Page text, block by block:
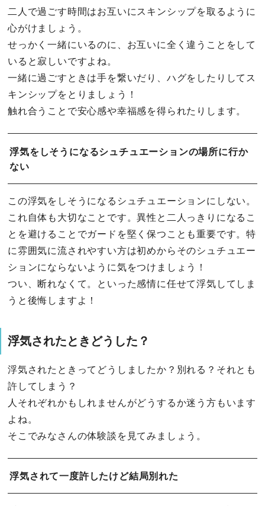
二人で過ごす時間はお互いにスキンシップを取るように
心がけましょう。
せっかく一緒にいるのに、お互いに全く違うことをして
いると寂しいですよね。
一緒に過ごすときは手を繋いだり、ハグをしたりしてス
キンシップをとりましょう！
触れ合うことで安心感や幸福感を得られたりします。
浮気をしそうになるシュチュエーションの場所に行か
ない
この浮気をしそうになるシュチュエーションにしない。
これ自体も大切なことです。異性と二人っきりになるこ
とを避けることでガードを堅く保つことも重要です。特
に雰囲気に流されやすい方は初めからそのシュチュエー
ションにならないように気をつけましょう！
つい、断れなくて。といった感情に任せて浮気してしま
うと後悔しますよ！
浮気されたときどうした？
浮気されたときってどうしましたか？別れる？それとも
許してしまう？
人それぞれかもしれませんがどうするか迷う方もいます
よね。
そこでみなさんの体験談を見てみましょう。
浮気されて一度許したけど結局別れた